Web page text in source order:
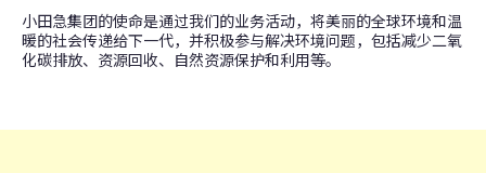
小田急集团的使命是通过我们的业务活动，将美丽的全球环境和温
暖的社会传递给下一代，并积极参与解决环境问题，包括减少二氧
化碳排放、资源回收、自然资源保护和利用等。